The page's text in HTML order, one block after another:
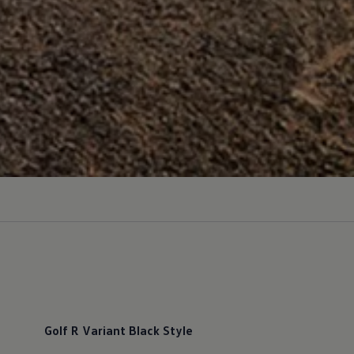
Golf R Variant Black Style